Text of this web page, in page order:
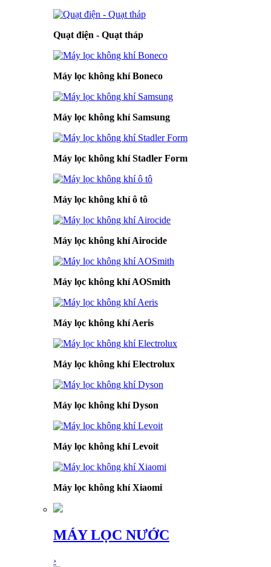
Quạt điện - Quạt tháp
Máy lọc không khí Boneco
Máy lọc không khí Samsung
Máy lọc không khí Stadler Form
Máy lọc không khí ô tô
Máy lọc không khí Airocide
Máy lọc không khí AOSmith
Máy lọc không khí Aeris
Máy lọc không khí Electrolux
Máy lọc không khí Dyson
Máy lọc không khí Levoit
Máy lọc không khí Xiaomi
MÁY LỌC NƯỚC
›